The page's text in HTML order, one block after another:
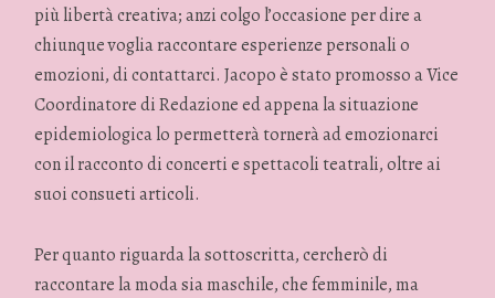
più libertà creativa; anzi colgo l’occasione per dire a
chiunque voglia raccontare esperienze personali o
emozioni, di contattarci. Jacopo è stato promosso a Vice
Coordinatore di Redazione ed appena la situazione
epidemiologica lo permetterà tornerà ad emozionarci
con il racconto di concerti e spettacoli teatrali, oltre ai
suoi consueti articoli.
Per quanto riguarda la sottoscritta, cercherò di
raccontare la moda sia maschile, che femminile, ma